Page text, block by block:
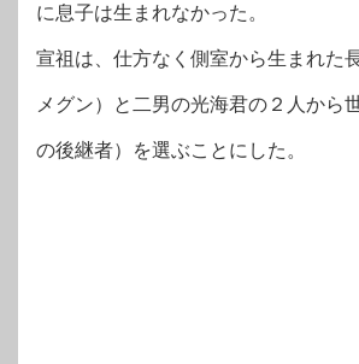
に息子は生まれなかった。
宣祖は、仕方なく側室から生まれた
メグン）と二男の光海君の２人から
の後継者）を選ぶことにした。